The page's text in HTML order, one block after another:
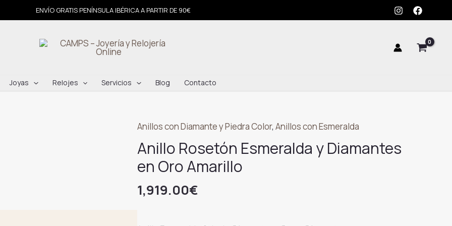
ENVÍO GRATIS PENÍNSULA IBÉRICA A PARTIR DE 90€
Joyas Relojes Servicios Blog Contacto
Anillos con Diamante y Piedra Color, Anillos con Esmeralda
Anillo Rosetón Esmeralda y Diamantes
en Oro Amarillo
1,919.00€
y